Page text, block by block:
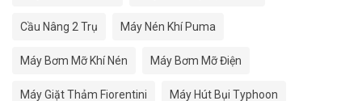
Cầu Nâng 2 Trụ Máy Nén Khí Puma
Máy Bơm Mỡ Khí Nén Máy Bơm Mỡ Điện
Máy Giặt Thảm Fiorentini Máy Hút Bụi Typhoon